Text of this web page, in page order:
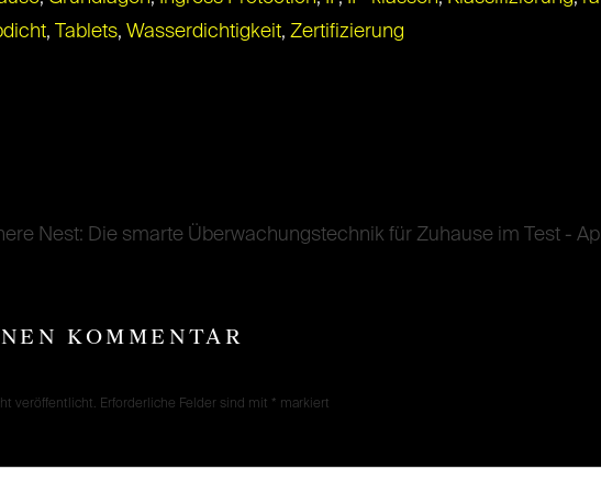
, Tablets, Wasserdichtigkeit, Zertifizierung
Nest: Die smarte Überwachungstechnik für Zuhause im Test -
KOMMENTAR
veröffentlicht. Erforderliche Felder sind mit * markiert